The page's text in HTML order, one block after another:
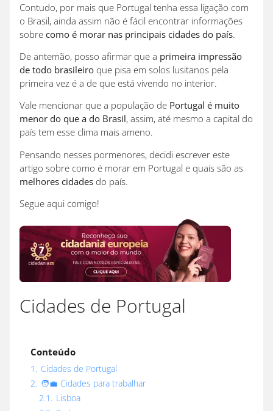
Contudo, por mais que Portugal tenha essa ligação com
o Brasil, ainda assim não é fácil encontrar informações
sobre como é morar nas principais cidades do país.
De antemão, posso afirmar que a primeira impressão
de todo brasileiro que pisa em solos lusitanos pela
primeira vez é a de que está vivendo no interior.
Vale mencionar que a população de Portugal é muito
menor do que a do Brasil, assim, até mesmo a capital do
país tem esse clima mais ameno.
Pensando nesses pormenores, decidi escrever este
artigo sobre como é morar em Portugal e quais são as
melhores cidades do país.
Segue aqui comigo!
Cidades de Portugal
Conteúdo
1. Cidades de Portugal
2. 🧑‍💼 Cidades para trabalhar
2.1. Lisboa